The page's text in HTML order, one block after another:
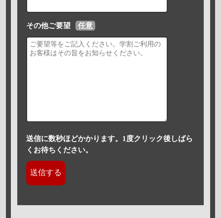
その他ご要望 任意
送信に数秒ほどかかります。1度クリック後しばら
くお待ちください。